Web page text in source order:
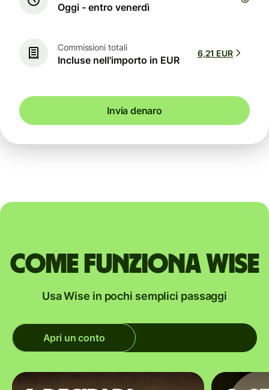
Oggi - entro venerdì
Commissioni totali
Incluse nell'importo in EUR
6,21 EUR
Invia denaro
Come funziona Wise
Usa Wise in pochi semplici passaggi
Apri un conto